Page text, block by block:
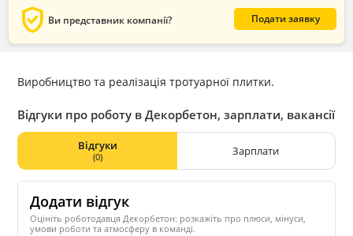
verified_user Ви представник компанії? Подати заявку
Виробництво та реалізація тротуарної плитки.
Відгуки про роботу в Декорбетон, зарплати, вакансії
Відгуки
(0) Зарплати
Додати відгук
Оцініть роботодавця Декорбетон: розкажіть про плюси, мінуси,
умови роботи та атмосферу в команді.